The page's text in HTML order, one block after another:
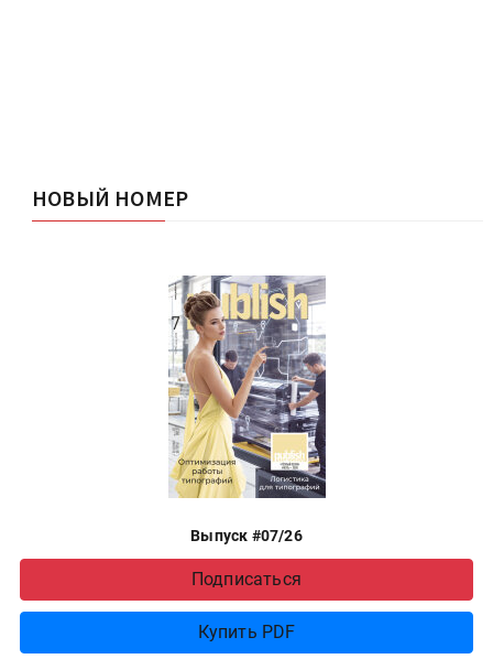
НОВЫЙ НОМЕР
Выпуск #07/26
Подписаться
Купить PDF